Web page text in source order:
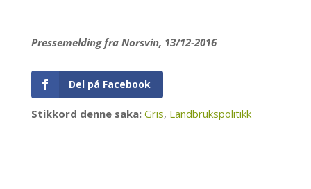
Pressemelding fra Norsvin, 13/12-2016
Del på Facebook
Stikkord denne saka: Gris, Landbrukspolitikk